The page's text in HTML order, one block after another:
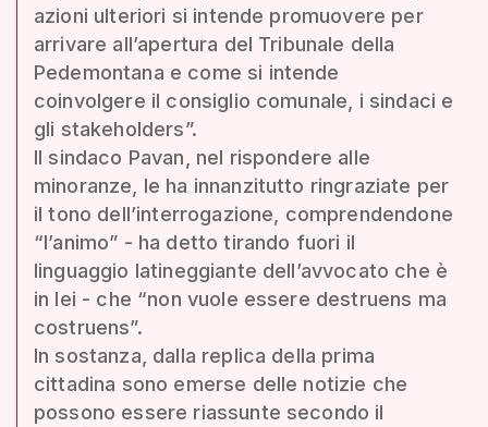
azioni ulteriori si intende promuovere per
arrivare all’apertura del Tribunale della
Pedemontana e come si intende
coinvolgere il consiglio comunale, i sindaci e
gli stakeholders”.
Il sindaco Pavan, nel rispondere alle
minoranze, le ha innanzitutto ringraziate per
il tono dell’interrogazione, comprendendone
“l’animo” - ha detto tirando fuori il
linguaggio latineggiante dell’avvocato che è
in lei - che “non vuole essere destruens ma
costruens”.
In sostanza, dalla replica della prima
cittadina sono emerse delle notizie che
possono essere riassunte secondo il